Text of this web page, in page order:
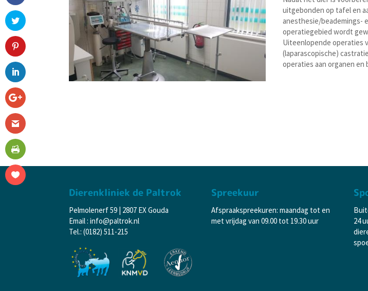
uitgebonden op tafel en
anesthesie/beademings-
operatiegebied wordt
Uiteenlopende operaties
(laparascopische)
operaties aan organen en
Dierenkliniek de Paltrok
Pelmolenerf 59 | 2807 EX Gouda
Email : info@paltrok.nl
Tel.: (0182) 511-215
Spreekuur
Afspraakspreekuren: maandag tot en
met vrijdag van 09.00 tot 19.30 uur
24